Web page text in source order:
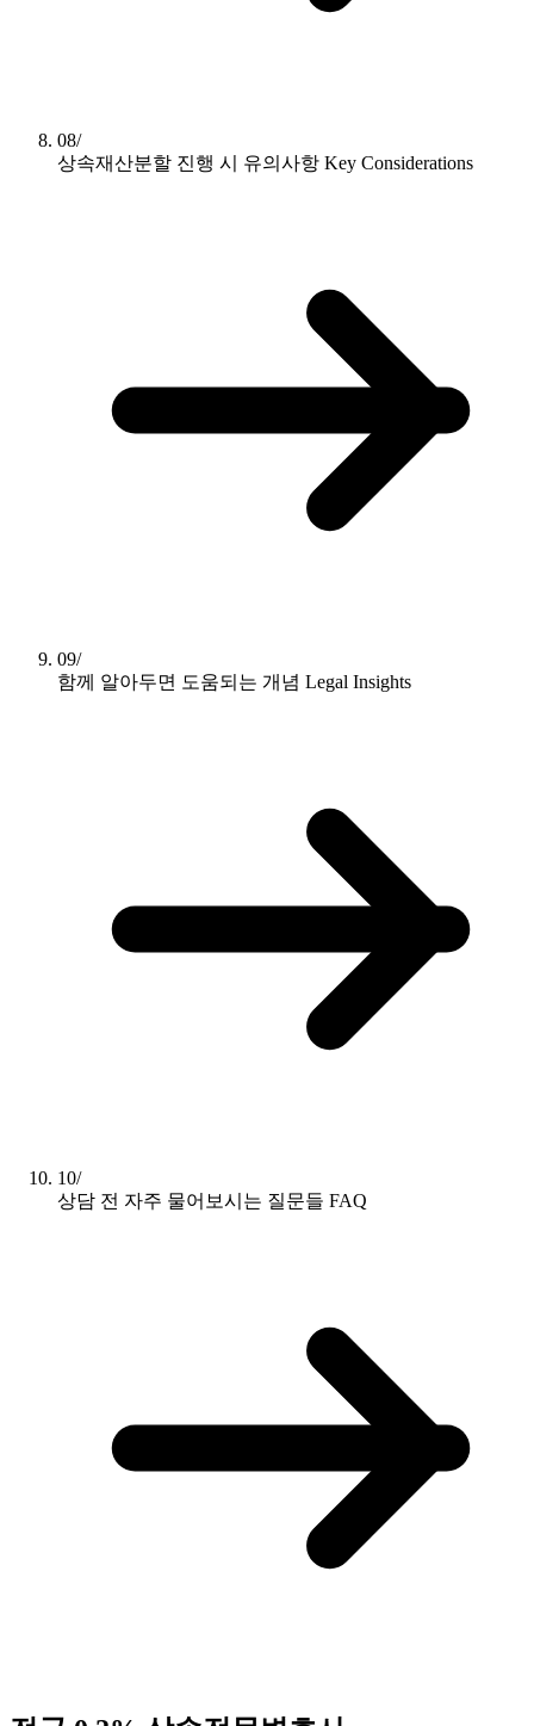
08/
상속재산분할 진행 시 유의사항 Key Considerations
09/
함께 알아두면 도움되는 개념 Legal Insights
10/
상담 전 자주 물어보시는 질문들 FAQ